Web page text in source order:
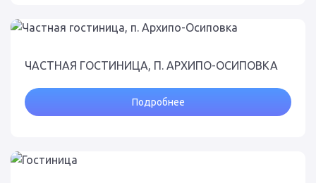
ЧАСТНАЯ ГОСТИНИЦА, П. АРХИПО-ОСИПОВКА
Подробнее